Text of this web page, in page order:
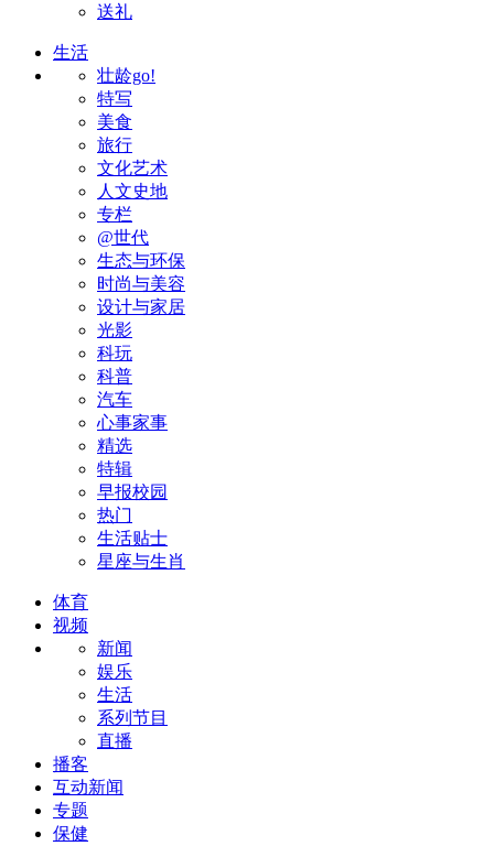
送礼
生活
壮龄go!
特写
美食
旅行
文化艺术
人文史地
专栏
@世代
生态与环保
时尚与美容
设计与家居
光影
科玩
科普
汽车
心事家事
精选
特辑
早报校园
热门
生活贴士
星座与生肖
体育
视频
新闻
娱乐
生活
系列节目
直播
播客
互动新闻
专题
保健